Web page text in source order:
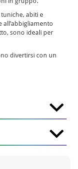
abiti e
all’abbigliamento
sono ideali per
divertirsi con un